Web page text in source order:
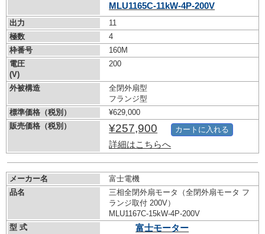
MLU1165C-11kW-4P-200V
出力
11
極数
4
枠番号
160M
電圧
(V)
200
外被構造
全閉外扇型
フランジ型
標準価格（税別）
¥629,000
販売価格（税別）
¥257,900
詳細はこちらへ
カートに入れる
メーカー名
富士電機
品名
三相全閉外扇モータ（全閉外扇モータ フ
ランジ取付 200V）
MLU1167C-15kW-4P-200V
型 式
富士モーター